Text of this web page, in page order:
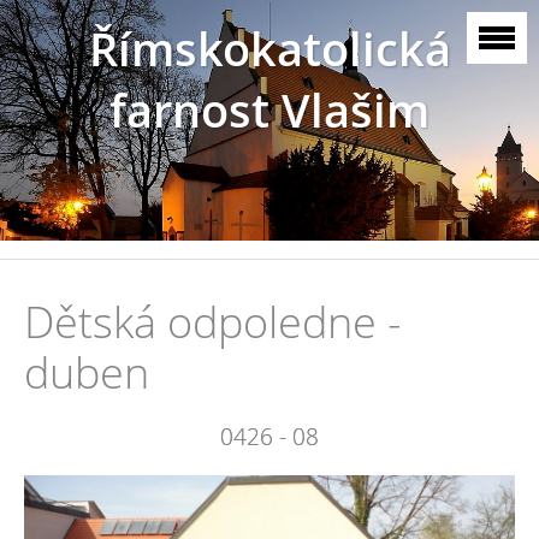
Římskokatolická
farnost Vlašim
Dětská odpoledne -
duben
0426 - 08